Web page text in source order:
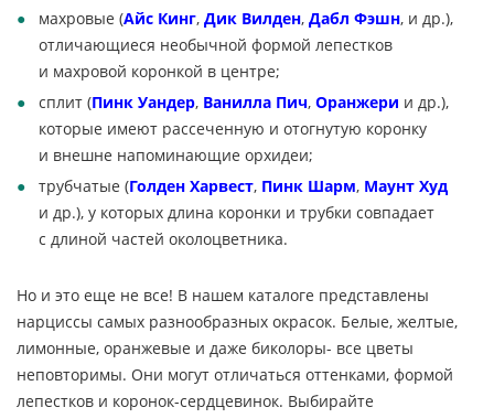
махровые (Айс Кинг, Дик Вилден, Дабл Фэшн, и др.),
отличающиеся необычной формой лепестков
и махровой коронкой в центре;
сплит (Пинк Уандер, Ванилла Пич, Оранжери и др.),
которые имеют рассеченную и отогнутую коронку
и внешне напоминающие орхидеи;
трубчатые (Голден Харвест, Пинк Шарм, Маунт Худ
и др.), у которых длина коронки и трубки совпадает
с длиной частей околоцветника.
Но и это еще не все! В нашем каталоге представлены
нарциссы самых разнообразных окрасок. Белые, желтые,
лимонные, оранжевые и даже биколоры- все цветы
неповторимы. Они могут отличаться оттенками, формой
лепестков и коронок-сердцевинок. Выбирайте